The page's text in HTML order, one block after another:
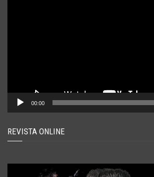
00:00
REVISTA ONLINE